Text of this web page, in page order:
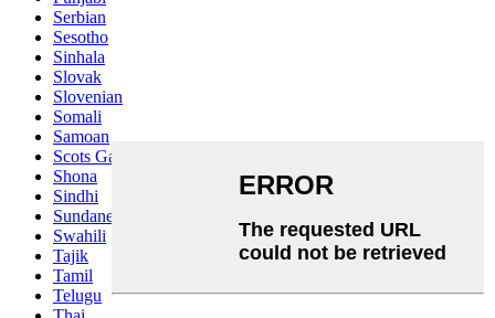
Serbian
Sesotho
Sinhala
Slovak
Slovenian
Somali
Samoan
Scots Gaelic
Shona
Sindhi
Sundanese
Swahili
Tajik
Tamil
Telugu